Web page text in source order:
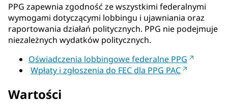
PPG zapewnia zgodność ze wszystkimi federalnymi
wymogami dotyczącymi lobbingu i ujawniania oraz
raportowania działań politycznych. PPG nie podejmuje
niezależnych wydatków politycznych.
Oświadczenia lobbingowe federalne PPG
Wpłaty i zgłoszenia do FEC dla PPG PAC
Wartości